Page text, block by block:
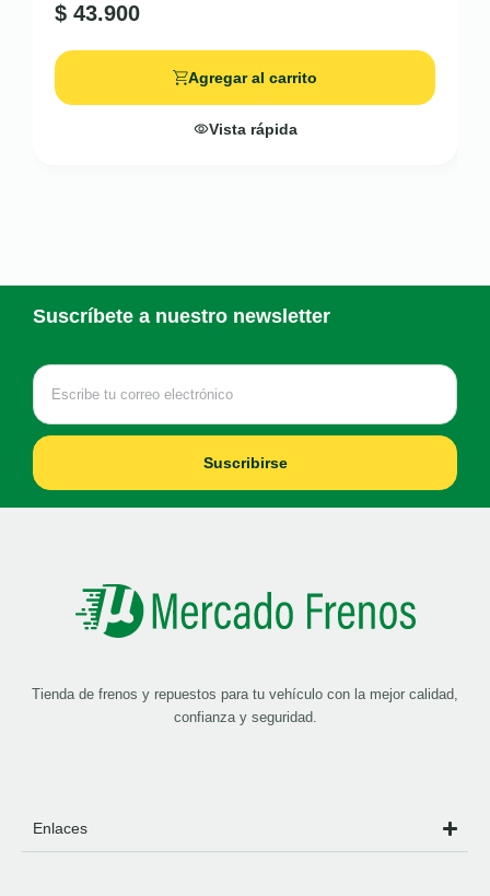
$ 43.900
Agregar al carrito
Vista rápida
Suscríbete a nuestro newsletter
Suscribirse
Tienda de frenos y repuestos para tu vehículo con la mejor calidad,
confianza y seguridad.
Enlaces